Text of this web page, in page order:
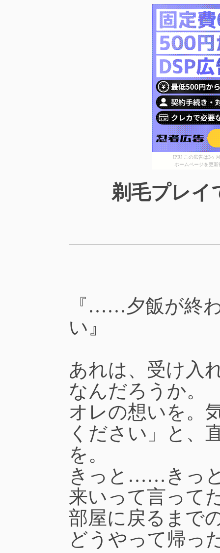
[PR] この広告は3ヶ
ホームページを更
剃毛プレ
『……夕飯が終
い』
あれは、受け入
なんだろうか。
オレの想いを。
ください」と、
を。
きっと……きっ
来いって言って
部屋に戻るまで
どうやって帰っ